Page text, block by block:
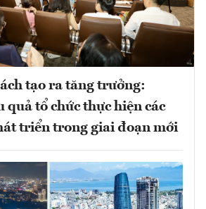
tạo ra tăng trưởng:
quả tổ chức thực hiện các
triển trong giai đoạn mới